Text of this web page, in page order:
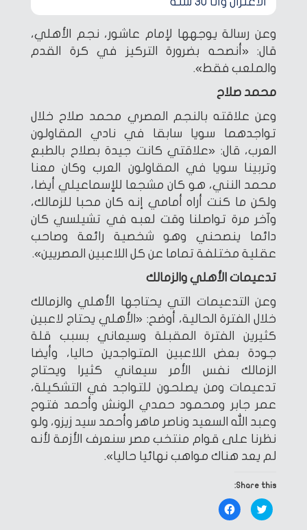
وعن رسالة يوجهها لإمام عاشور، نجم الأهلي،
قال: «أنصحه بضرورة التركيز في كرة القدم
والملعب فقط».
محمد صلاح
وعن علاقته بالنجم المصري محمد صلاح خلال
تواجدهما سويا سابقا في نادي المقاولون
العرب، قال: «علاقتي كانت جيدة بصلاح بالطبع
وتربينا سويا في المقاولون العرب وكان معنا
محمد النني، هو كان مشجعا للإسماعيلي أيضا،
ولكن ما كنت أراه أمامي إنه كان محبا للزمالك،
وآخر مرة تواصلنا وقت لعبه في تشيلسي كان
دائما ينصحني وهو شخصية رائعة وصاحب
عقلية مختلفة تماما عن كل اللاعبين المصريين».
تدعيمات الأهلي والزمالك
وعن التدعيمات التي يحتاجها الأهلي والزمالك
خلال الفترة الحالية، أوضح: «الأهلي يحتاج لاعبين
كثيرين الفترة المقبلة وسيعاني بسبب قلة
جودة بعض اللاعبين المتواجدين حاليا، وأيضا
الزمالك نفس الأمر سيعاني كثيرا ويحتاج
تدعيمات ومن يصلحون للتواجد في التشكيلة،
عمر جابر ومحمود حمدي الونش وأحمد فتوح
وعبد الله السعيد وناصر ماهر وأحمد سيد زيزو، ولو
نظرنا على قوام منتخب مصر سنعرف الأزمة لأنه
لم يعد هناك مواهب نهائيا حاليا».
Share this:
Click
to
share
Click
to